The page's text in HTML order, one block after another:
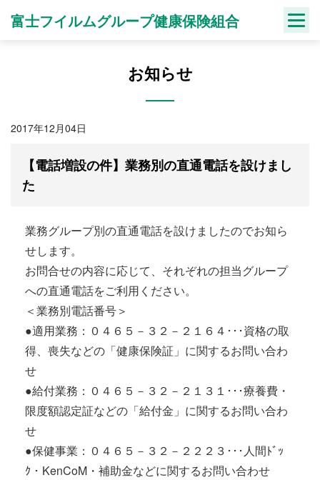
富士フイルムグループ健康保険組合
お知らせ
2017年12月04日
【電話増設の件】業務別の直通電話を設けまし
た
業務グループ別の直通電話を設けましたのでお知ら
せします。
お問合せの内容に応じて、それぞれの担当グループ
への直通電話をご利用ください。
＜業務別電話番号＞
●適用業務：０４６５－３２－２１６４･･･資格の取
得、喪失などの「健康保険証」に関するお問い合わ
せ
●給付業務：０４６５－３２－２１３１･･･療養費・
限度額認定証などの「給付金」に関するお問い合わ
せ
●保健事業：０４６５－３２－２２２３･･･人間ﾄﾞｯ
ｸ・KenCoM・補助金などに関するお問い合わせ